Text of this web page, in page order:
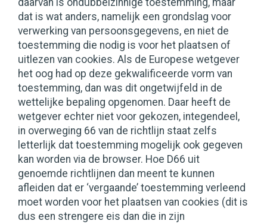
daarvan is ondubbelzinnige toestemming, maar
dat is wat anders, namelijk een grondslag voor
verwerking van persoonsgegevens, en niet de
toestemming die nodig is voor het plaatsen of
uitlezen van cookies. Als de Europese wetgever
het oog had op deze gekwalificeerde vorm van
toestemming, dan was dit ongetwijfeld in de
wettelijke bepaling opgenomen. Daar heeft de
wetgever echter niet voor gekozen, integendeel,
in overweging 66 van de richtlijn staat zelfs
letterlijk dat toestemming mogelijk ook gegeven
kan worden via de browser. Hoe D66 uit
genoemde richtlijnen dan meent te kunnen
afleiden dat er ‘vergaande’ toestemming verleend
moet worden voor het plaatsen van cookies (dit is
dus een strengere eis dan die in zijn